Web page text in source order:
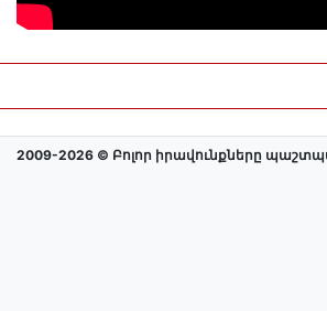
2009-2026 © Բոլոր իրավունքները